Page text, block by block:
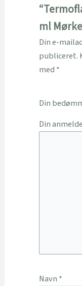
ml
Din e-
publiceret.
med *
Din
Din
Navn *